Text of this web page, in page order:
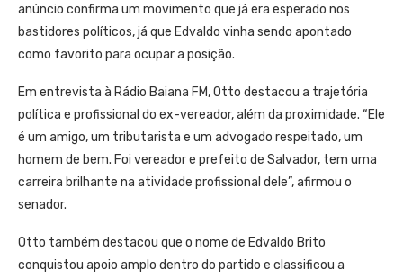
anúncio confirma um movimento que já era esperado nos
bastidores políticos, já que Edvaldo vinha sendo apontado
como favorito para ocupar a posição.
Em entrevista à Rádio Baiana FM, Otto destacou a trajetória
política e profissional do ex-vereador, além da proximidade. “Ele
é um amigo, um tributarista e um advogado respeitado, um
homem de bem. Foi vereador e prefeito de Salvador, tem uma
carreira brilhante na atividade profissional dele”, afirmou o
senador.
Otto também destacou que o nome de Edvaldo Brito
conquistou apoio amplo dentro do partido e classificou a